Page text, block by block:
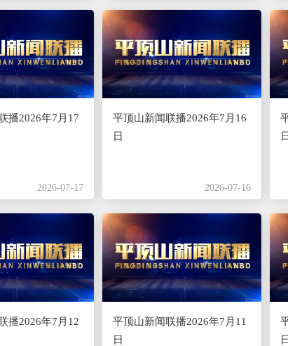
播2026年7月17
2026-07-17
平顶山新闻联播2026年7月16
日
2026-07-16
日
播2026年7月12
平顶山新闻联播2026年7月11
日
日